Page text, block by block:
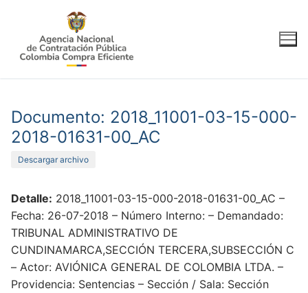
contenido
Documento: 2018_11001-03-15-000-
2018-01631-00_AC
Descargar archivo
Detalle: 2018_11001-03-15-000-2018-01631-00_AC –
Fecha: 26-07-2018 – Número Interno: – Demandado:
TRIBUNAL ADMINISTRATIVO DE
CUNDINAMARCA,SECCIÓN TERCERA,SUBSECCIÓN C
– Actor: AVIÓNICA GENERAL DE COLOMBIA LTDA. –
Providencia: Sentencias – Sección / Sala: Sección